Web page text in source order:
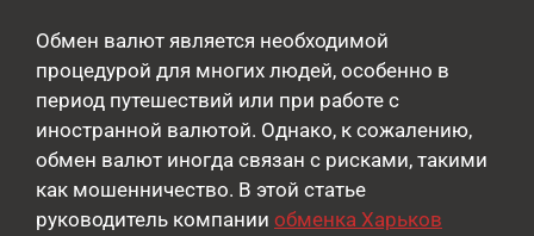
Обмен валют является необходимой
процедурой для многих людей, особенно в
период путешествий или при работе с
иностранной валютой. Однако, к сожалению,
обмен валют иногда связан с рисками, такими
как мошенничество. В этой статье
руководитель компании обменка Харьков